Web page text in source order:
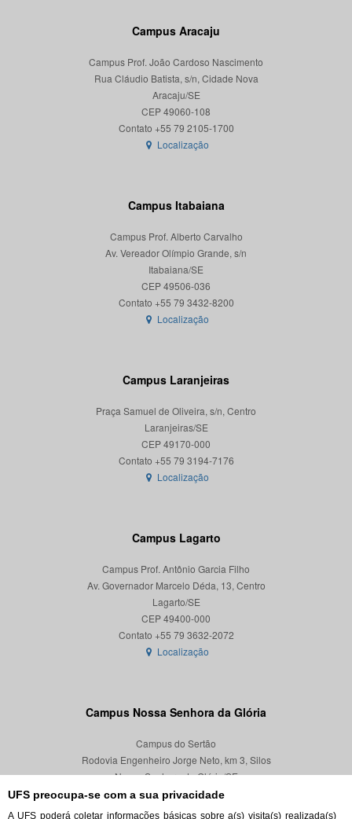
UFS preocupa-se com a sua privacidade
A UFS poderá coletar informações básicas sobre a(s) visita(s) realizada(s)
Campus Aracaju
Campus Prof. João Cardoso Nascimento
Rua Cláudio Batista, s/n, Cidade Nova
Aracaju/SE
CEP 49060-108
Localização
Campus Itabaiana
Campus Prof. Alberto Carvalho
Av. Vereador Olímpio Grande, s/n
Itabaiana/SE
CEP 49506-036
Localização
Campus Laranjeiras
Praça Samuel de Oliveira, s/n, Centro
Laranjeiras/SE
CEP 49170-000
Localização
Campus Lagarto
Campus Prof. Antônio Garcia Filho
Av. Governador Marcelo Déda, 13, Centro
Lagarto/SE
CEP 49400-000
Localização
Campus Nossa Senhora da Glória
Campus do Sertão
Rodovia Engenheiro Jorge Neto, km 3, Silos
Nossa Senhora da Glória/SE
CEP 49680-000